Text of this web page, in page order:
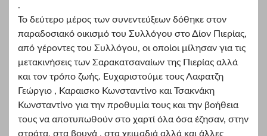
.
Το δεύτερο μέρος των συνεντεύξεων δόθηκε στον
παραδοσιακό οικισμό του Συλλόγου στο Δίον Πιερίας,
από γέροντες του Συλλόγου, οι οποίοι μίλησαν για τις
μετακινήσεις των Σαρακατσαναίων της Πιερίας αλλά
και τον τρόπο ζωής. Ευχαριστούμε τους Λαφατζη
Γεώργιο , Καραισκο Κωνσταντίνο και Τσακνάκη
Κωνσταντίνο για την προθυμία τους και την βοήθεια
τους να αποτυπωθούν στο χαρτί όλα όσα έζησαν, στην
στράτα, στα βουνά , στα χειμαδιά αλλά και άλλες